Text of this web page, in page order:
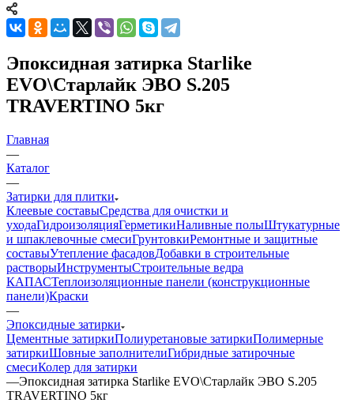
Эпоксидная затирка Starlike
EVO\Старлайк ЭВО S.205
TRAVERTINO 5кг
Главная
—
Каталог
—
Затирки для плитки
Клеевые составыСредства для очистки и
уходаГидроизоляцияГерметикиНаливные полыШтукатурные
и шпаклевочные смесиГрунтовкиРемонтные и защитные
составыУтепление фасадовДобавки в строительные
растворыИнструментыСтроительные ведра
КАПАСТеплоизоляционные панели (конструкционные
панели)Краски
—
Эпоксидные затирки
Цементные затиркиПолиуретановые затиркиПолимерные
затиркиШовные заполнителиГибридные затирочные
смесиКолер для затирки
—Эпоксидная затирка Starlike EVO\Старлайк ЭВО S.205
TRAVERTINO 5кг